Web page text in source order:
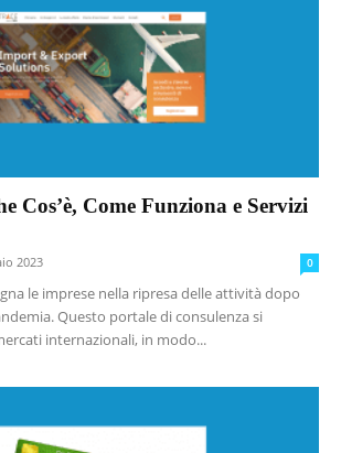
Cos’è, Come Funziona e Servizi
2023 0
le imprese nella ripresa delle attività dopo
Questo portale di consulenza si
internazionali, in modo...